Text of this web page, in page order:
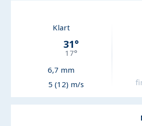
Klart
31°
17°
6,7 mm
5 (12) m/s